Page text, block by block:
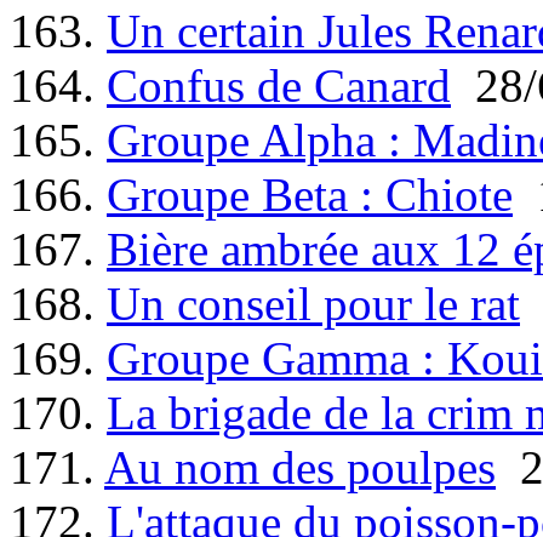
163. Un certain Jules
164. Confus de Canard
165. Groupe Alpha :
166. Groupe Beta : Chiote
167. Bière ambrée aux 12
168. Un conseil pour le rat
169. Groupe Gamma :
170. La brigade de la crim
171. Au nom des poulpes
172. L'attaque du poisson-